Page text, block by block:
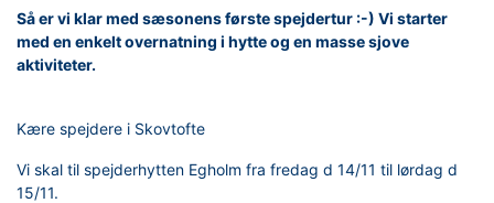
Så er vi klar med sæsonens første spejdertur :-) Vi starter
med en enkelt overnatning i hytte og en masse sjove
aktiviteter.
Kære spejdere i Skovtofte
Vi skal til spejderhytten Egholm fra fredag d 14/11 til lørdag d
15/11.